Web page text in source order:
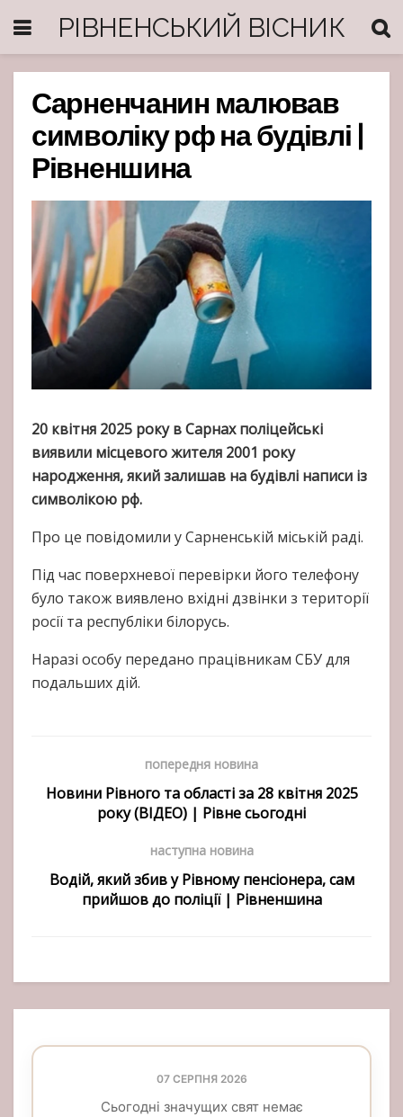
РІВНЕНСЬКИЙ ВІСНИК
Сарненчанин малював
символіку рф на будівлі |
Рівненшина
20 квітня 2025 року в Сарнах поліцейські
виявили місцевого жителя 2001 року
народження, який залишав на будівлі написи із
символікою рф.
Про це повідомили у Сарненській міській раді.
Під час поверхневої перевірки його телефону
було також виявлено вхідні дзвінки з території
росії та республіки білорусь.
Наразі особу передано працівникам СБУ для
подальших дій.
попередня новина
Новини Рівного та області за 28 квітня 2025
року (ВІДЕО) | Рівне сьогодні
наступна новина
Водій, який збив у Рівному пенсіонера, сам
прийшов до поліції | Рівненшина
07 СЕРПНЯ 2026
Сьогодні значущих свят немає